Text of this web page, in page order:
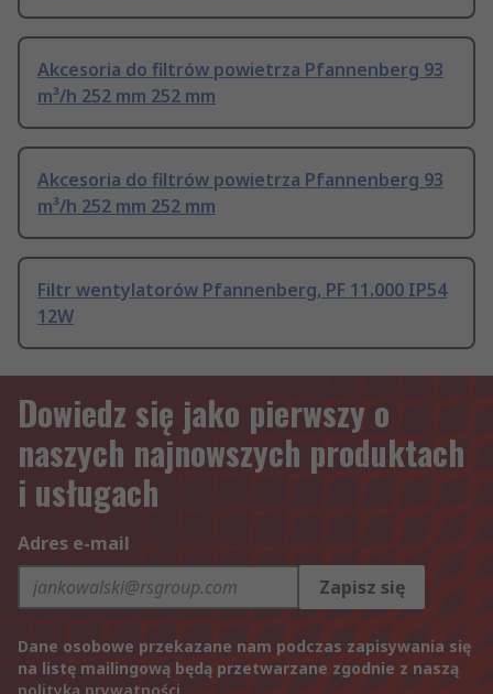
Akcesoria do filtrów powietrza Pfannenberg 93
m³/h 252 mm 252 mm
Akcesoria do filtrów powietrza Pfannenberg 93
m³/h 252 mm 252 mm
Filtr wentylatorów Pfannenberg, PF 11.000 IP54
12W
Dowiedz się jako pierwszy o
naszych najnowszych produktach
i usługach
Adres e-mail
Zapisz się
Dane osobowe przekazane nam podczas zapisywania się
na listę mailingową będą przetwarzane zgodnie z naszą